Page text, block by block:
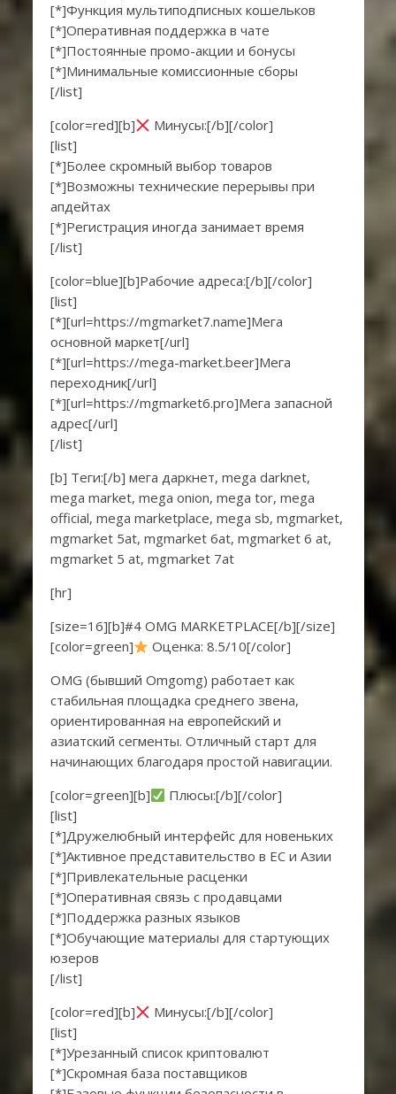
[*]Функция мультиподписных кошельков
[*]Оперативная поддержка в чате
[*]Постоянные промо-акции и бонусы
[*]Минимальные комиссионные сборы
[/list]
[color=red][b]
Минусы:[/b][/color]
[list]
[*]Более скромный выбор товаров
[*]Возможны технические перерывы при
апдейтах
[*]Регистрация иногда занимает время
[/list]
[color=blue][b]Рабочие адреса:[/b][/color]
[list]
[*][url=https://mgmarket7.name]Мега
основной маркет[/url]
[*][url=https://mega-market.beer]Мега
переходник[/url]
[*][url=https://mgmarket6.pro]Мега запасной
адрес[/url]
[/list]
[b] Теги:[/b] мега даркнет, mega darknet,
mega market, mega onion, mega tor, mega
official, mega marketplace, mega sb, mgmarket,
mgmarket 5at, mgmarket 6at, mgmarket 6 at,
mgmarket 5 at, mgmarket 7at
[hr]
[size=16][b]#4 OMG MARKETPLACE[/b][/size]
[color=green]
Оценка: 8.5/10[/color]
OMG (бывший Omgomg) работает как
стабильная площадка среднего звена,
ориентированная на европейский и
азиатский сегменты. Отличный старт для
начинающих благодаря простой навигации.
[color=green][b]
Плюсы:[/b][/color]
[list]
[*]Дружелюбный интерфейс для новеньких
[*]Активное представительство в ЕС и Азии
[*]Привлекательные расценки
[*]Оперативная связь с продавцами
[*]Поддержка разных языков
[*]Обучающие материалы для стартующих
юзеров
[/list]
[color=red][b]
Минусы:[/b][/color]
[list]
[*]Урезанный список криптовалют
[*]Скромная база поставщиков